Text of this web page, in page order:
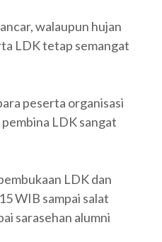
walaupun hujan
LDK tetap semangat
peserta organisasi
LDK sangat
LDK dan
WIB sampai salat
sarasehan alumni